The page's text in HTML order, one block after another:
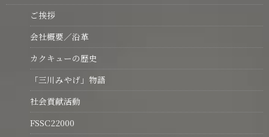
ご挨拶
会社概要／沿革
カクキューの歴史
「三川みやげ」物語
社会貢献活動
FSSC22000